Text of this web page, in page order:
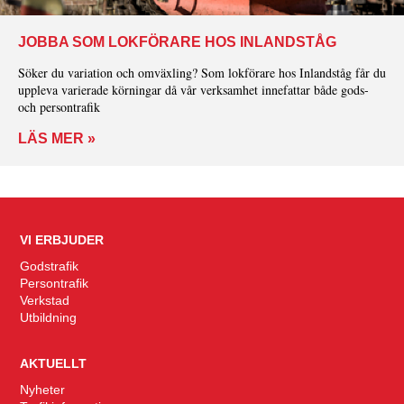
JOBBA SOM LOKFÖRARE HOS INLANDSTÅG
Söker du variation och omväxling? Som lokförare hos Inlandståg får du
uppleva varierade körningar då vår verksamhet innefattar både gods-
och persontrafik
LÄS MER »
VI ERBJUDER
Godstrafik
Persontrafik
Verkstad
Utbildning
AKTUELLT
Nyheter